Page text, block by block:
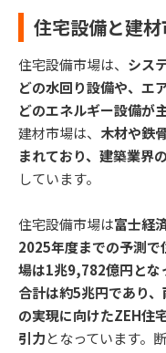
住宅設備と建
住宅設備市場は、 シス
どの水回り設備や、エ
どのエネルギー設備が
建材市場は、 木材や鉄
まれており、建築業界
しています。
住宅設備市場は富士経
2025年度までの予測
場は1兆9,782億円とな
合計は約5兆円であり
の実現に向けたZEH住
引力となっています。